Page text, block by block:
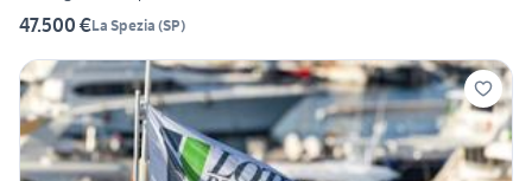
47.500 €La Spezia (SP)